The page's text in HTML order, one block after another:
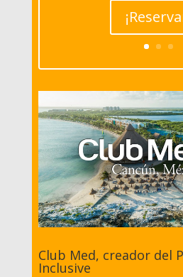
Club Med, creador del
Inclusive